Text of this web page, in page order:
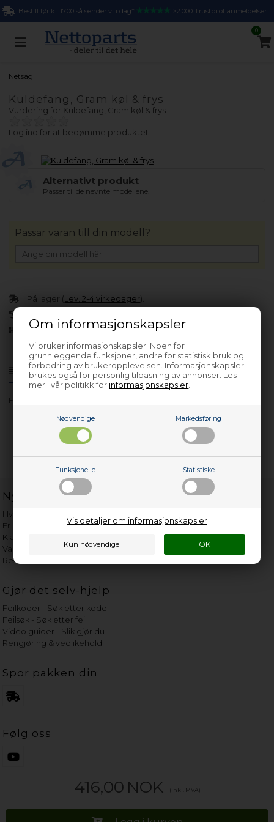
Om informasjonskapsler
Vi bruker informasjonskapsler. Noen for
grunnleggende funksjoner, andre for statistisk bruk og
forbedring av brukeropplevelsen. Informasjonskapsler
brukes også for personlig tilpasning av annonser. Les
mer i vår politikk for informasjonskapsler
Nødvendige Markedsføring
Funksjonelle Statistiske
Vis detaljer om informasjonskapsler
Bestill før kl. 17.00 så sender vi i dag* >2.000 Trustpilot anmeldelser
0
Netsag
Kuldefang, Gram køl & frys
Vurdering for Kuldefang, Gram køl & frys
Log ind for at bedømme produktet
Alternativt produkt
Passer til de nevnte modellene.
Produktinfo Spørsmål om varen?
FC 494186 N
416,00 NOK (inkl. MVA)
På lager (Lev. 2-4 virkedager).
Siden 2013
Passar varan till din modell?
Nyttige lenker
Hvor gammelt er apparatet mitt?
Er det verdt å reparere?
Klage på bassengrobot
Vannets hardhetsgrad
Reservedeler etter merke
Gjør det selv-hjelp
Feilkoder - Søk etter kode
Feilsøk - Søk etter feil
Video guider - Slik gjør du
Rengjøring & vedlikehold
Spor pakken din
Følg oss